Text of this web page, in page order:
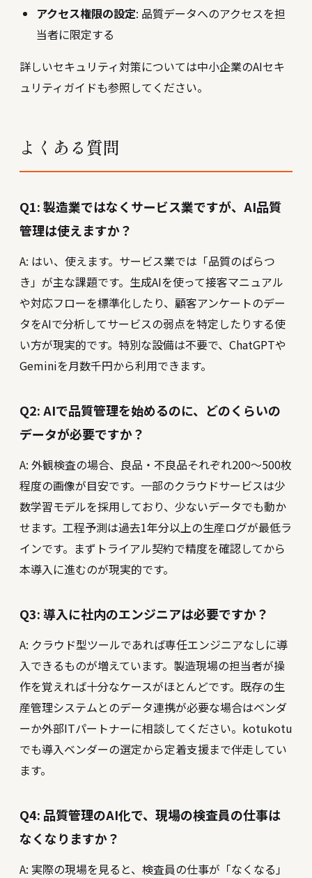
アクセス権限の設定: 品質データへのアクセスを担
当者に限定する
詳しいセキュリティ対策については中小企業のAIセキ
ュリティガイドも参照してください。
よくある質問
Q1: 製造業ではなくサービス業ですが、AI品質
管理は使えますか？
A: はい、使えます。サービス業では「品質のばらつ
き」が主な課題です。生成AIを使って接客マニュアル
や対応フローを標準化したり、顧客アンケートのデー
タをAIで分析してサービスの弱点を特定したりする使
い方が現実的です。特別な設備は不要で、ChatGPTや
Geminiを月数千円から利用できます。
Q2: AIで品質管理を始めるのに、どのくらいの
データが必要ですか？
A: 外観検査の場合、良品・不良品それぞれ200〜500枚
程度の画像が目安です。一部のクラウドサービスは少
数学習モデルを採用しており、少ないデータでも動か
せます。工程予測は過去1年分以上の生産ログが最低ラ
インです。まずトライアル契約で精度を確認してから
本導入に進むのが現実的です。
Q3: 導入に社内のエンジニアは必要ですか？
A: クラウド型ツールであれば専任エンジニアなしに導
入できるものが増えています。製造現場の担当者が操
作を覚えれば十分なケースがほとんどです。既存の生
産管理システムとのデータ連携が必要な場合はベンダ
ーか外部ITパートナーに相談してください。kotukotu
でも導入ベンダーの選定から定着支援まで伴走してい
ます。
Q4: 品質管理のAI化で、現場の検査員の仕事は
なくなりますか？
A: 実際の現場を見ると、検査員の仕事が「なくなる」